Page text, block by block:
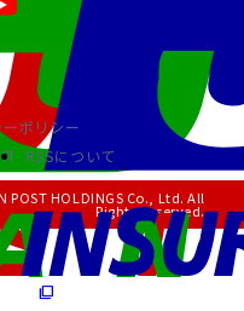
ポリシー
RSSについて
POST HOLDINGS Co., Ltd. All
Rights Reserved.